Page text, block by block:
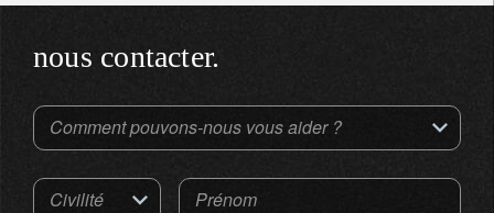
nous contacter.
Comment pouvons-nous vous aider ?
Civilité Prénom